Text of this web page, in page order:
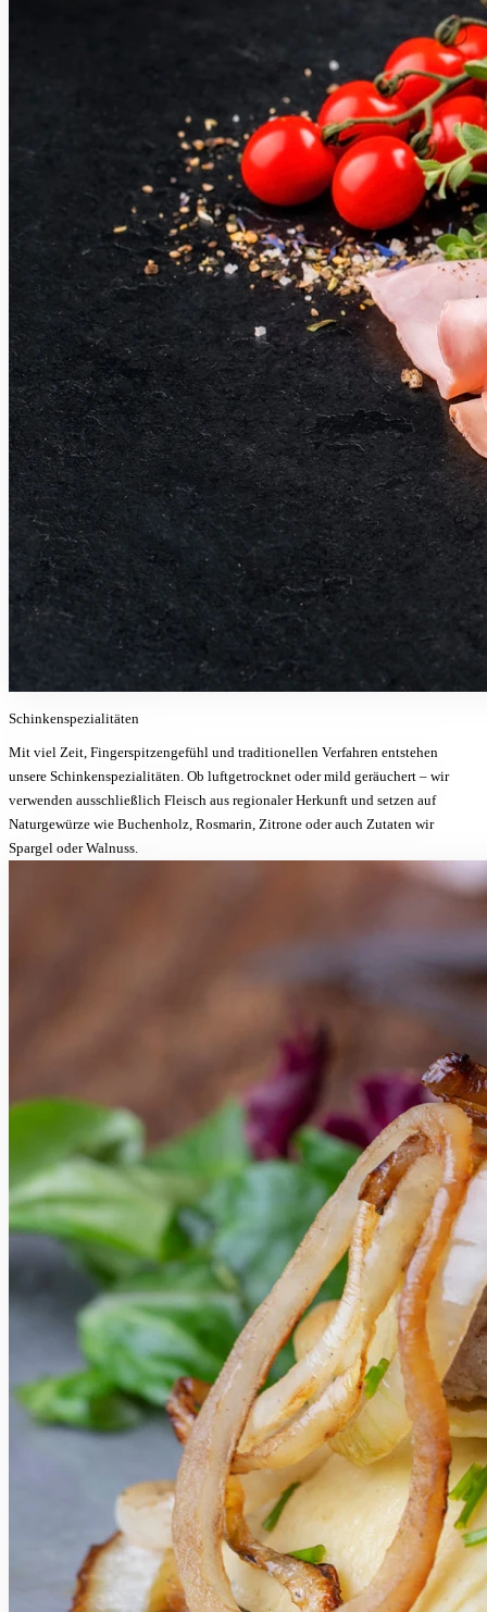
Schinkenspezialitäten
Mit viel Zeit, Fingerspitzengefühl und traditionellen Verfahren entstehen
unsere Schinkenspezialitäten. Ob luftgetrocknet oder mild geräuchert – wir
verwenden ausschließlich Fleisch aus regionaler Herkunft und setzen auf
Naturgewürze wie Buchenholz, Rosmarin, Zitrone oder auch Zutaten wir
Spargel oder Walnuss.